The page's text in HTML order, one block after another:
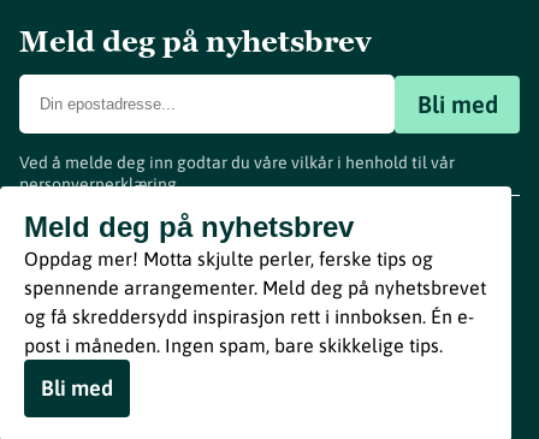
Meld deg på nyhetsbrev
Bli med
Ved å melde deg inn godtar du våre vilkår i henhold til vår
personvernerklæring.
Meld deg på nyhetsbrev
Oppdag mer! Motta skjulte perler, ferske tips og
spennende arrangementer. Meld deg på nyhetsbrevet
og få skreddersydd inspirasjon rett i innboksen. Én e-
post i måneden. Ingen spam, bare skikkelige tips.
Bli med
www.visitvestfold.com
Turistinformasjon
Vestfold Fylkeskommune
ByBreakfast